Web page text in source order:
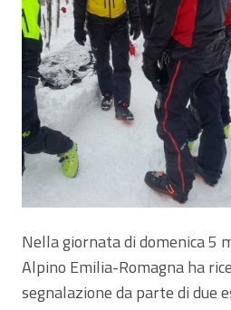
Nella giornata di domenica 5
Alpino Emilia-Romagna ha
segnalazione da parte di due